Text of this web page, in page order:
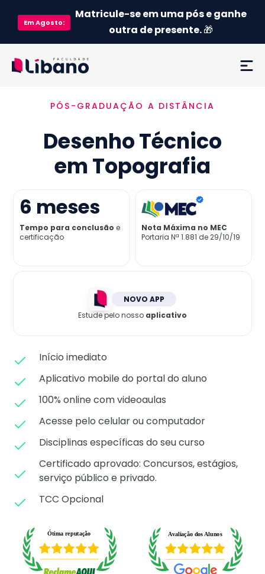
EmAgosto:
Matricule-se em uma pós e ganhe
outra de presente.🎁
Ementa
Como funciona
Credenciamento MEC
Preço
Já sou aluno
PÓS-GRADUAÇÃO A DISTÂNCIA
Desenho Técnico
em Topografia
6 meses
Tempo para conclusão e
certificação
Nota Máxima no MEC
Portaria Nª 1.881 de 29/10/19
NOVO APP
Estude pelo nosso aplicativo
Início imediato
Aplicativo mobile do portal do aluno
100% online com videoaulas
Acesse pelo celular ou computador
Disciplinas específicas do seu curso
Certificado aprovado: Concursos, estágios,
serviço público e privado.
TCC Opcional